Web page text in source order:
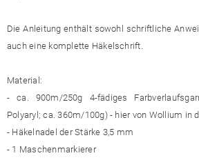
Die Anleitung enthält sowohl schriftliche
auch eine komplette Häkelschrift.
Material:
- ca. 900m/250g 4-fädiges
Polyaryl; ca. 360m/100g) - hier von Wollium in
- Häkelnadel der Stärke 3,5 mm
- 1 Maschenmarkierer